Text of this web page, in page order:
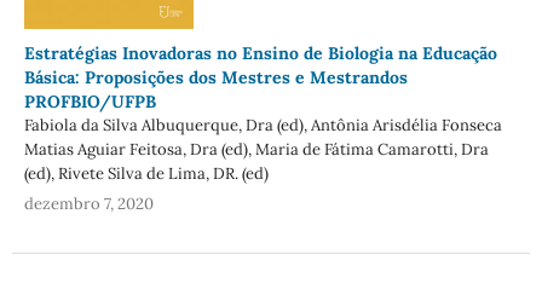
Estratégias Inovadoras no Ensino de Biologia na Educação
Básica: Proposições dos Mestres e Mestrandos
PROFBIO/UFPB
Fabiola da Silva Albuquerque, Dra (ed), Antônia Arisdélia Fonseca
Matias Aguiar Feitosa, Dra (ed), Maria de Fátima Camarotti, Dra
(ed), Rivete Silva de Lima, DR. (ed)
dezembro 7, 2020